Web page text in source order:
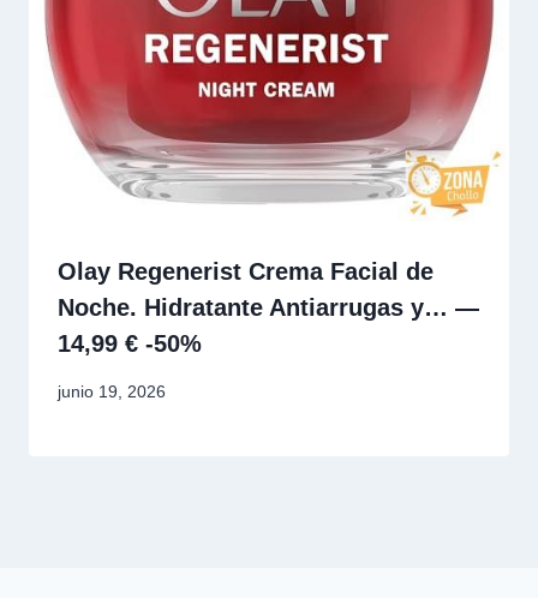
Olay Regenerist Crema Facial de
Noche. Hidratante Antiarrugas y… —
14,99 € -50%
junio 19, 2026